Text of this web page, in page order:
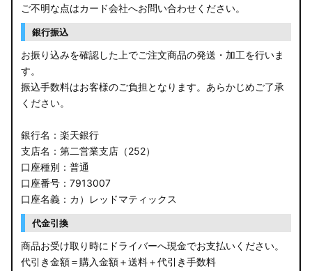
ご不明な点はカード会社へお問い合わせください。
銀行振込
お振り込みを確認した上でご注文商品の発送・加工を行いま
す。
振込手数料はお客様のご負担となります。あらかじめご了承
ください。
銀行名：楽天銀行
支店名：第二営業支店（252）
口座種別：普通
口座番号：7913007
口座名義：カ）レッドマティックス
代金引換
商品お受け取り時にドライバーへ現金でお支払いください。
代引き金額＝購入金額＋送料＋代引き手数料